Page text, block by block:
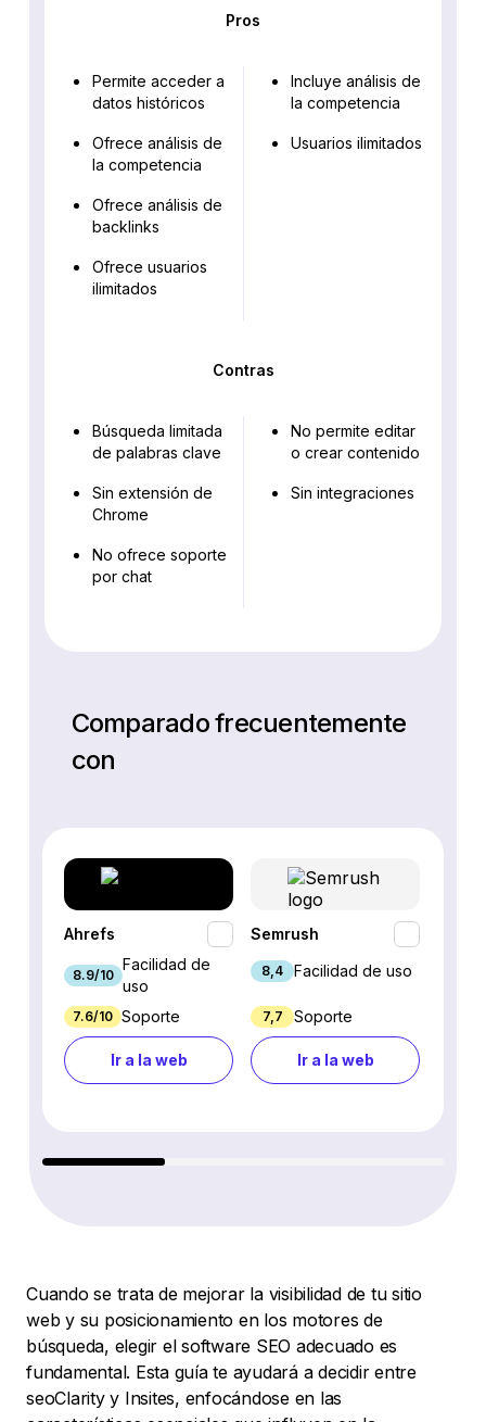
Pros
Permite acceder a
datos históricos
Ofrece análisis de
la competencia
Ofrece análisis de
backlinks
Ofrece usuarios
ilimitados
Incluye análisis de
la competencia
Usuarios ilimitados
Contras
Búsqueda limitada
de palabras clave
Sin extensión de
Chrome
No ofrece soporte
por chat
No permite editar
o crear contenido
Sin integraciones
Comparado frecuentemente
con
Ahrefs
8.9/10
Facilidad de
uso
7.6/10 Soporte
Ir a la web
Semrush
8,4 Facilidad de uso
7,7 Soporte
Ir a la web
Cuando se trata de mejorar la visibilidad de tu sitio
web y su posicionamiento en los motores de
búsqueda, elegir el software SEO adecuado es
fundamental. Esta guía te ayudará a decidir entre
seoClarity y Insites, enfocándose en las